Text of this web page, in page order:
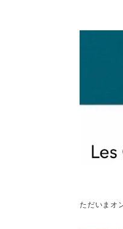
ただいまオ